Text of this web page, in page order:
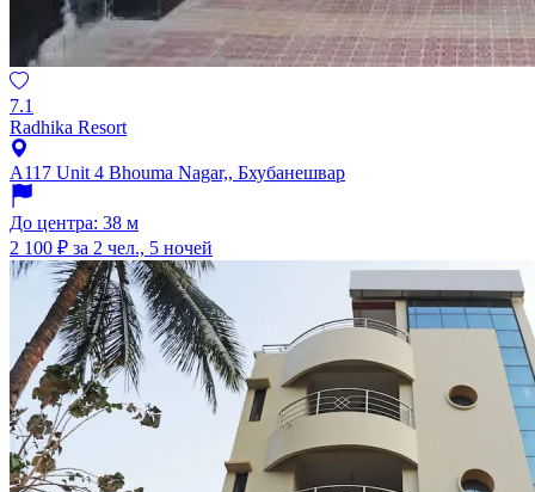
7.1
Radhika Resort
A117 Unit 4 Bhouma Nagar,, Бхубанешвар
До центра: 38 м
2 100 ₽ за 2 чел., 5 ночей